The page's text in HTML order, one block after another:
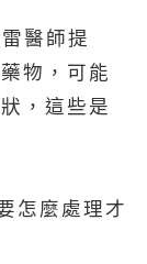
醫師提
物，可能
，這些是
怎麼處理才